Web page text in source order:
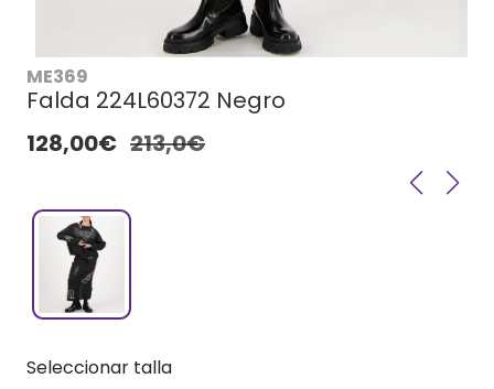
ME369
Falda 224L60372 Negro
128,00€ 213,0€
Seleccionar talla